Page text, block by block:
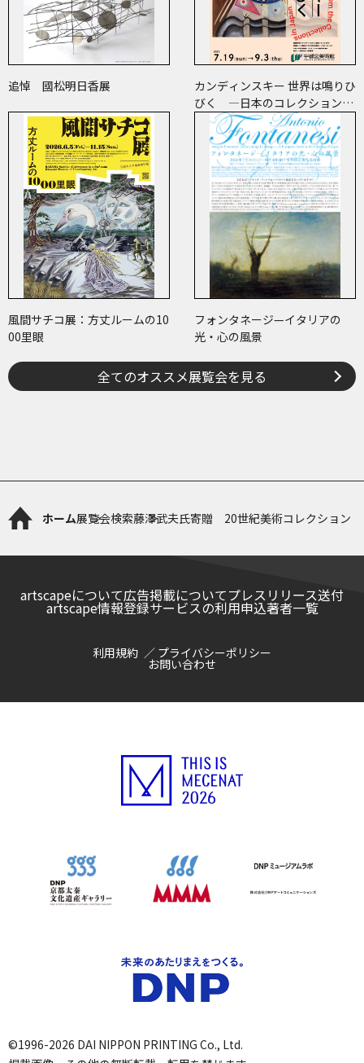
追悼 國松明日香展
カンディンスキー 世界は鳴りひ
びく ―日本のコレクションで
たどる画業と反響―
風間サチコ展：方丈ルームの10
00里眼
フォンタネージ—イタリアの
光・心の風景
全てのオススメ展覧会を見る
ホーム展覧会検索藤澤武夫氏寄贈 20世紀美術コレクション
artscapeについて広告掲載についてプレスリリース送付
artscape情報登録サービスの利用申込著者一覧
利用規約 プライバシーポリシー
お問い合わせ
©1996-2026 DAI NIPPON PRINTING Co., Ltd.